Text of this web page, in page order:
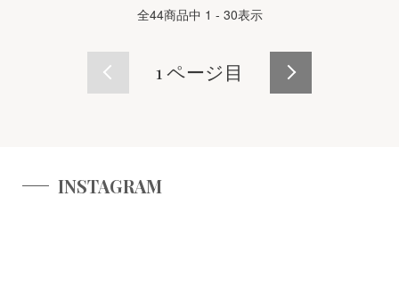
全44商品中 1 - 30表示
1 ページ目
INSTAGRAM